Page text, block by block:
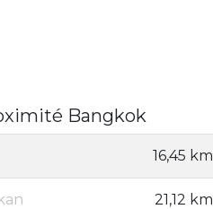
Bangkok
16,45 km
21,12 km